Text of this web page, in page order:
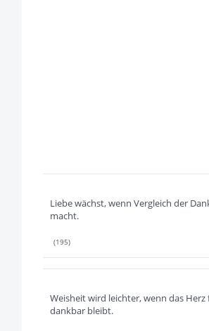
Liebe wächst, wenn Vergleich der
macht.
(195)
Weisheit wird leichter, wenn das Herz
dankbar bleibt.